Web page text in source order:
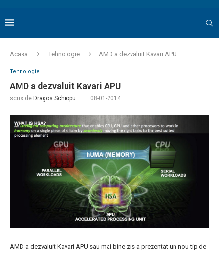
Acasa Tehnologie AMD a dezvaluit Kavari APU
Tehnologie
AMD a dezvaluit Kavari APU
scris de Dragos Schiopu 08-01-2014
AMD a dezvaluit Kavari APU sau mai bine zis a prezentat un nou tip de